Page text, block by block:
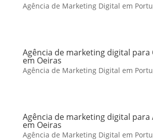
Agência de Marketing Digital em
Agência de marketing digital para
em Oeiras
Agência de Marketing Digital em
Agência de marketing digital
em Oeiras
Agência de Marketing Digital em